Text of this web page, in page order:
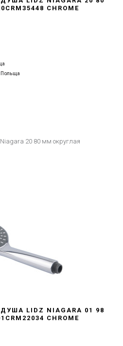
CHROME
Польща
20 80 мм округлая
LIDZ NIAGARA 01 98
CHROME